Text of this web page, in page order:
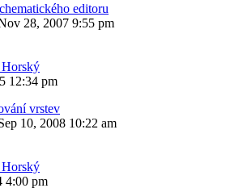
editoru
28, 2007 9:55 pm
Horský
12:34 pm
vrstev
10, 2008 10:22 am
Horský
4:00 pm